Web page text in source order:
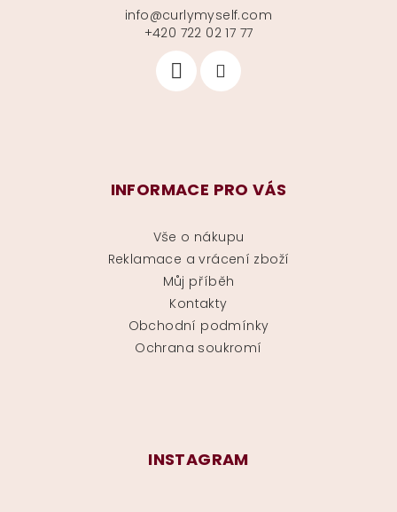
info@curlymyself.com
+420 722 02 17 77
INFORMACE PRO VÁS
Vše o nákupu
Reklamace a vrácení zboží
Můj příběh
Kontakty
Obchodní podmínky
Ochrana soukromí
INSTAGRAM